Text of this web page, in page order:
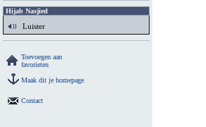
Hijab Nasjied
Luister
Toevoegen aan
favorieten
Maak dit je homepage
Contact